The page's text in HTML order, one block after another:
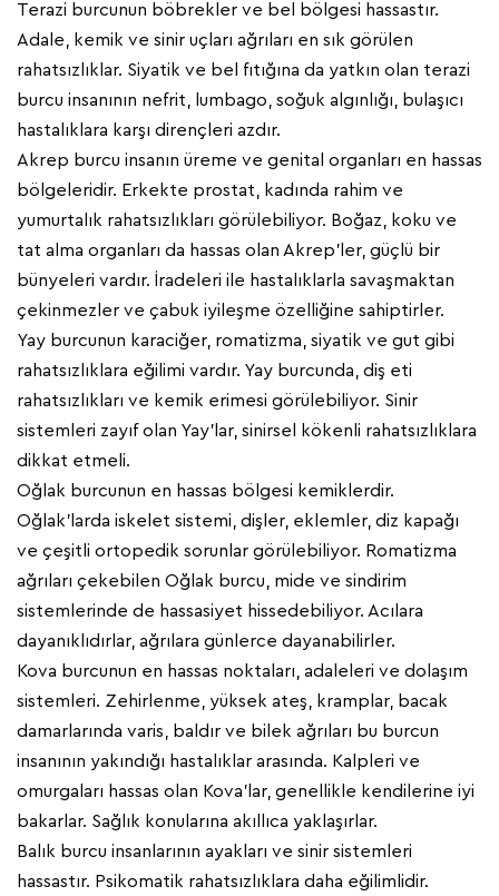
Terazi burcunun böbrekler ve bel bölgesi hassastır.
Adale, kemik ve sinir uçları ağrıları en sık görülen
rahatsızlıklar. Siyatik ve bel fıtığına da yatkın olan terazi
burcu insanının nefrit, lumbago, soğuk algınlığı, bulaşıcı
hastalıklara karşı dirençleri azdır.
Akrep burcu insanın üreme ve genital organları en hassas
bölgeleridir. Erkekte prostat, kadında rahim ve
yumurtalık rahatsızlıkları görülebiliyor. Boğaz, koku ve
tat alma organları da hassas olan Akrep’ler, güçlü bir
bünyeleri vardır. İradeleri ile hastalıklarla savaşmaktan
çekinmezler ve çabuk iyileşme özelliğine sahiptirler.
Yay burcunun karaciğer, romatizma, siyatik ve gut gibi
rahatsızlıklara eğilimi vardır. Yay burcunda, diş eti
rahatsızlıkları ve kemik erimesi görülebiliyor. Sinir
sistemleri zayıf olan Yay’lar, sinirsel kökenli rahatsızlıklara
dikkat etmeli.
Oğlak burcunun en hassas bölgesi kemiklerdir.
Oğlak’larda iskelet sistemi, dişler, eklemler, diz kapağı
ve çeşitli ortopedik sorunlar görülebiliyor. Romatizma
ağrıları çekebilen Oğlak burcu, mide ve sindirim
sistemlerinde de hassasiyet hissedebiliyor. Acılara
dayanıklıdırlar, ağrılara günlerce dayanabilirler.
Kova burcunun en hassas noktaları, adaleleri ve dolaşım
sistemleri. Zehirlenme, yüksek ateş, kramplar, bacak
damarlarında varis, baldır ve bilek ağrıları bu burcun
insanının yakındığı hastalıklar arasında. Kalpleri ve
omurgaları hassas olan Kova’lar, genellikle kendilerine iyi
bakarlar. Sağlık konularına akıllıca yaklaşırlar.
Balık burcu insanlarının ayakları ve sinir sistemleri
hassastır. Psikomatik rahatsızlıklara daha eğilimlidir.